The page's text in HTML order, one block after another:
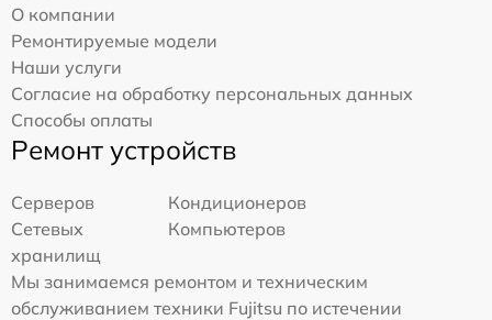
О компании
Ремонтируемые модели
Наши услуги
Согласие на обработку персональных данных
Способы оплаты
Ремонт устройств
Серверов
Кондиционеров
Сетевых
хранилищ
Компьютеров
Мы занимаемся ремонтом и техническим
обслуживанием техники Fujitsu по истечении